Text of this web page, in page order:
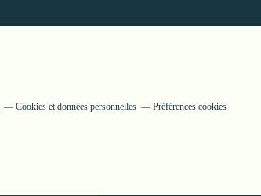
Cookies et données personnelles Préférences cookies